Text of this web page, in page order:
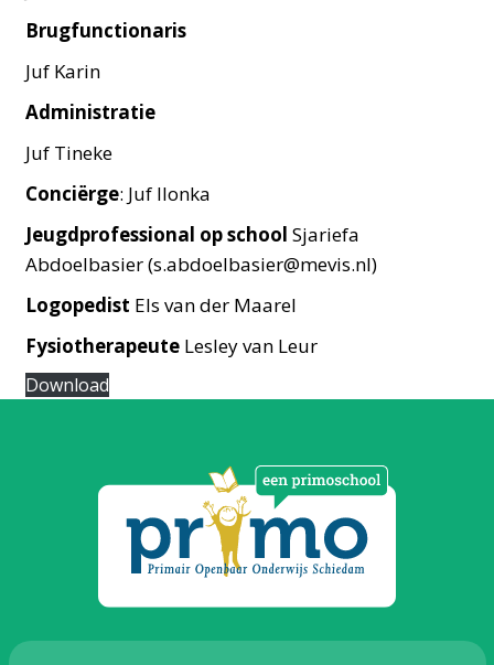
Brugfunctionaris
Juf Karin
Administratie
Juf Tineke
Conciërge: Juf Ilonka
Jeugdprofessional op school Sjariefa
Abdoelbasier (s.abdoelbasier@mevis.nl)
Logopedist Els van der Maarel
Fysiotherapeute Lesley van Leur
Download